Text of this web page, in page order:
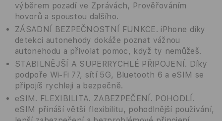
výběrem pozadí ve Zprávách, Prověřováním
hovorů a spoustou dalšího.
ZÁSADNÍ BEZPEČNOSTNÍ FUNKCE. iPhone díky
detekci autonehody dokáže poznat vážnou
autonehodu a přivolat pomoc, když ty nemůžeš.
STABILNĚJŠÍ A SUPERRYCHLÉ PŘIPOJENÍ. Díky
podpoře Wi‑Fi 77, sítí 5G, Bluetooth 6 a eSIM se
připojíš rychleji a bezpečně.
eSIM. FLEXIBILITA. ZABEZPEČENÍ. POHODLÍ.
eSIM přináší větší flexibilitu, pohodlnější používání,